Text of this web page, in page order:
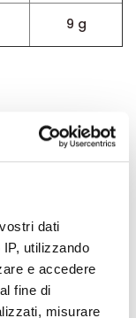
dati
utilizzando
e accedere
fine di
misurare
9 g